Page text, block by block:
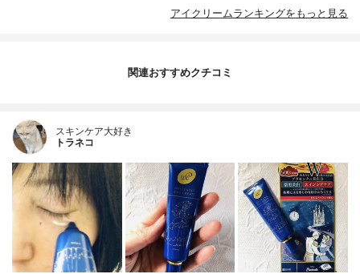
アイクリームランキングをもっと見る
関連おすすめクチコミ
スキンケア大好き
トラネコ